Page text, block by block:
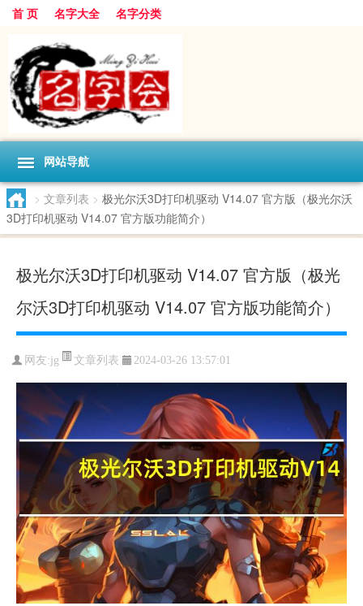
首 页 名字大全 名字分类
网站导航
> 文章列表 > 极光尔沃3D打印机驱动 V14.07 官方版（极光尔沃
3D打印机驱动 V14.07 官方版功能简介）
极光尔沃3D打印机驱动 V14.07 官方版（极光
尔沃3D打印机驱动 V14.07 官方版功能简介）
网友:jg 文章列表 2024-03-26 13:57:01